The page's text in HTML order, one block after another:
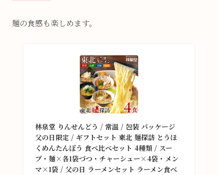
麺の食感も楽しめます。
林泉堂 りんせんどう / 常温 / 包装 パッケージ
父の日限定 / ギフトセット 東北 麺探訪 とうほ
くめんたんぼう 食べ比べセット 4種類 / スー
プ・麺×各1袋づつ・チャーシュー×4袋・メン
マ×1袋 / 父の日 ラーメンセット ラーメン食べ